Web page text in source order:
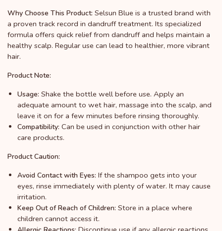
Why Choose This Product: Selsun Blue is a trusted brand with
a proven track record in dandruff treatment. Its specialized
formula offers quick relief from dandruff and helps maintain a
healthy scalp. Regular use can lead to healthier, more vibrant
hair.
Product Note:
Usage: Shake the bottle well before use. Apply an
adequate amount to wet hair, massage into the scalp, and
leave it on for a few minutes before rinsing thoroughly.
Compatibility: Can be used in conjunction with other hair
care products.
Product Caution:
Avoid Contact with Eyes: If the shampoo gets into your
eyes, rinse immediately with plenty of water. It may cause
irritation.
Keep Out of Reach of Children: Store in a place where
children cannot access it.